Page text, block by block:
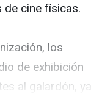
de cine físicas.
los
de exhibición
al galardón, ya